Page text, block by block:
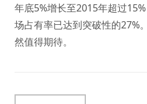
年底5%增长至2015年超过
场占有率已达到突破性的27%
然值得期待。